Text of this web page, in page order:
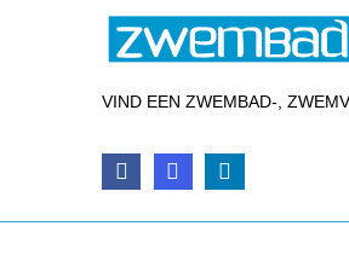
VIND EEN ZWEMBAD-,